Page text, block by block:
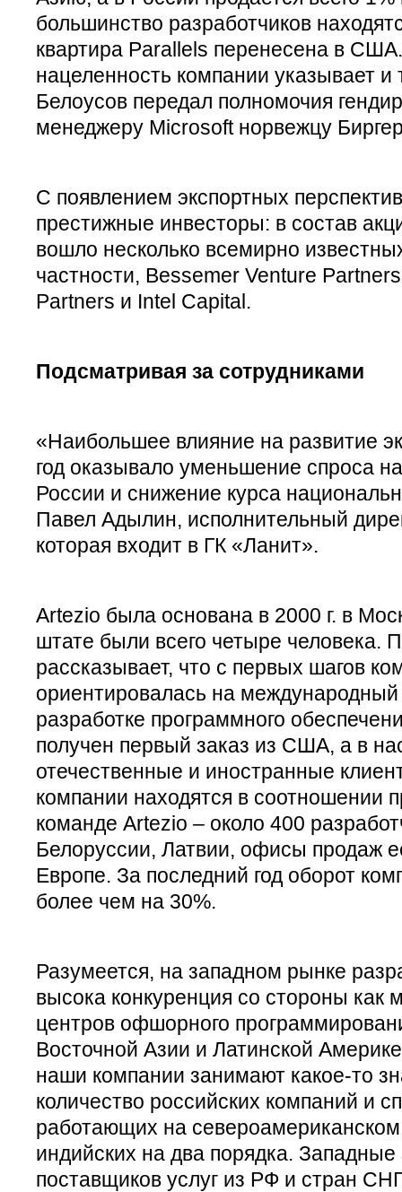
большинство разработчиков
квартира Parallels перенесена в
нацеленность компании указывает и
Белоусов передал полномочия
менеджеру Microsoft норвежцу
С появлением экспортных
престижные инвесторы: в состав
вошло несколько всемирно
частности, Bessemer Venture
Partners и Intel Capital.
Подсматривая за сотрудниками
«Наибольшее влияние на развитие
год оказывало уменьшение спроса
России и снижение курса
Павел Адылин, исполнительный
которая входит в ГК «Ланит».
Artezio была основана в 2000 г. в
штате были всего четыре человека.
рассказывает, что с первых шагов
ориентировалась на международный
разработке программного
получен первый заказ из США, а в
отечественные и иностранные
компании находятся в соотношении
команде Artezio – около 400
Белоруссии, Латвии, офисы продаж
Европе. За последний год оборот
более чем на 30%.
Разумеется, на западном рынке
высока конкуренция со стороны как
центров офшорного
Восточной Азии и Латинской
наши компании занимают какое-то
количество российских компаний и
работающих на
индийских на два порядка.
поставщиков услуг из РФ и стран